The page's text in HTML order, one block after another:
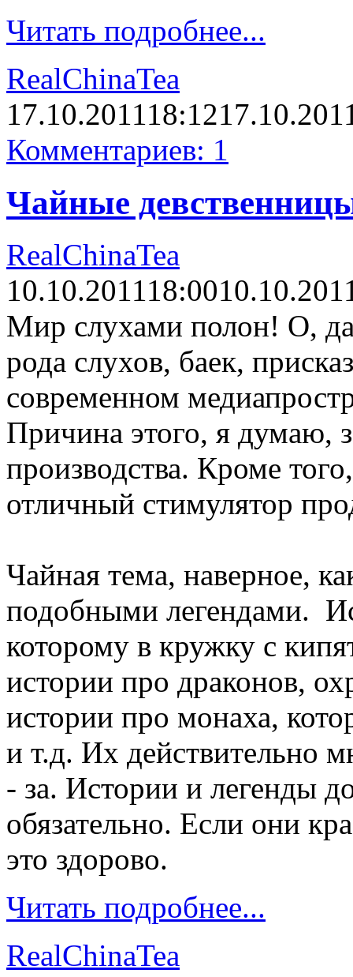
Читать подробнее...
RealChinaTea
17.10.2011 18:12
Комментариев: 1
Чайные
RealChinaTea
10.10.201118:00
Мир слухами полон! О,
рода слухов, баек,
современном
Причина этого, я думаю,
производства. Кроме
отличный стимулятор
Чайная тема, наверное,
подобными легендами.
которому в кружку с
истории про драконов,
истории про монаха,
и т.д. Их действительно
- за. Истории и легенды
обязательно. Если они
это здорово.
Читать подробнее...
RealChinaTea